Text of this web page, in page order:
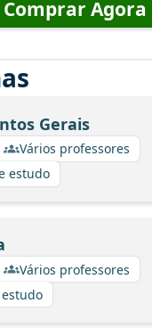
Comprar Agora
Gerais
Vários professores
estudo
Vários professores